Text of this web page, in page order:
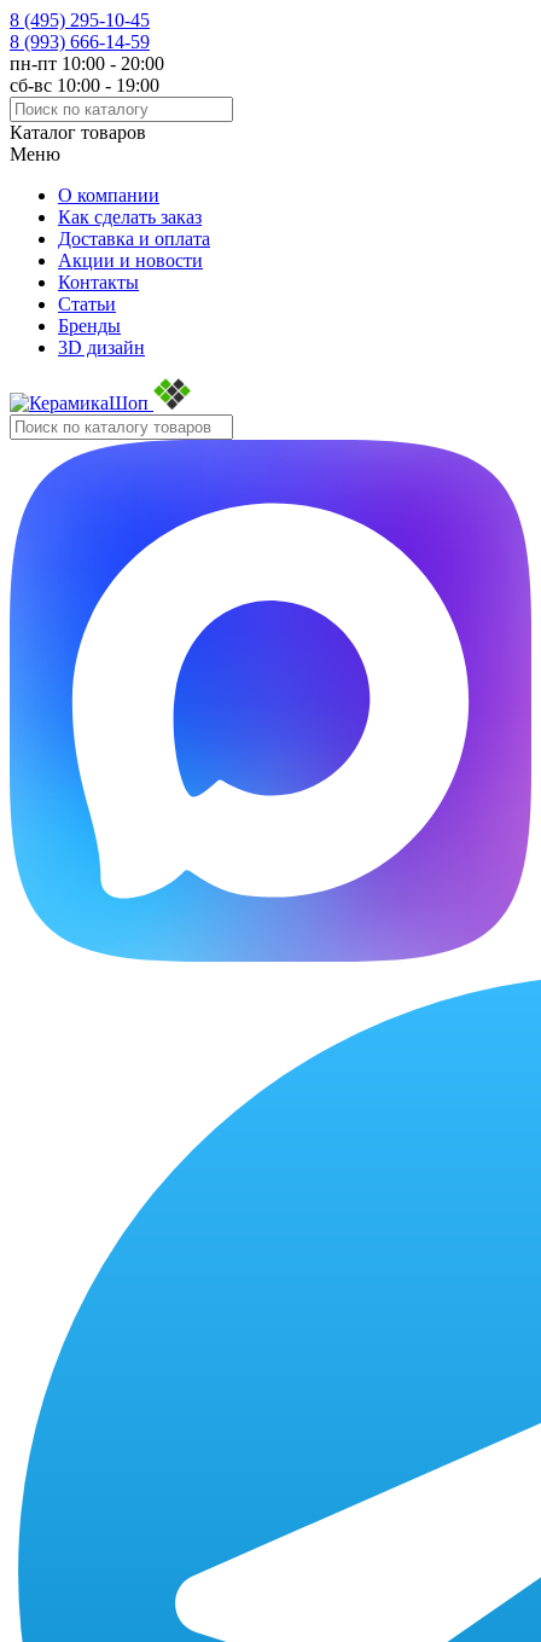
8 (495) 295-10-45
8 (993) 666-14-59
пн-пт 10:00 - 20:00
сб-вс 10:00 - 19:00
Каталог товаров
Меню
О компании
Как сделать заказ
Доставка и оплата
Акции и новости
Контакты
Статьи
Бренды
3D дизайн